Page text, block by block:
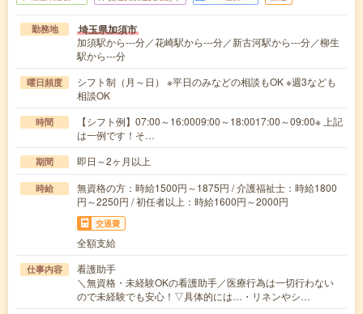
勤務地 埼玉県加須市
加須駅から---分／花崎駅から---分／新古河駅から---分／柳生
駅から---分
曜日頻度
シフト制（月～日） ※平日のみなどの相談もOK ※週3なども
相談OK
時間
【シフト例】07:00～16:0009:00～18:0017:00～09:00※ 上記
は一例です！そ…
期間 即日～2ヶ月以上
時給
無資格の方：時給1500円～1875円 / 介護福祉士：時給1800
円～2250円 / 初任者以上：時給1600円～2000円
交通費
全額支給
仕事内容
看護助手
＼無資格・未経験OKの看護助手／医療行為は一切行わない
ので未経験でも安心！▽具体的には…・リネンやシ…